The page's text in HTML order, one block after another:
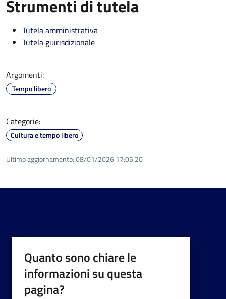
Strumenti di tutela
Tutela amministrativa
Tutela giurisdizionale
Argomenti:
Tempo libero
Categorie:
Cultura e tempo libero
Ultimo aggiornamento:08/01/2026 17:05.20
Quanto sono chiare le
informazioni su questa
pagina?